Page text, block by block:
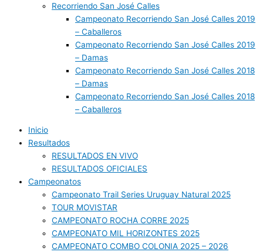
Recorriendo San José Calles
Campeonato Recorriendo San José Calles 2019
– Caballeros
Campeonato Recorriendo San José Calles 2019
– Damas
Campeonato Recorriendo San José Calles 2018
– Damas
Campeonato Recorriendo San José Calles 2018
– Caballeros
Inicio
Resultados
RESULTADOS EN VIVO
RESULTADOS OFICIALES
Campeonatos
Campeonato Trail Series Uruguay Natural 2025
TOUR MOVISTAR
CAMPEONATO ROCHA CORRE 2025
CAMPEONATO MIL HORIZONTES 2025
CAMPEONATO COMBO COLONIA 2025 – 2026